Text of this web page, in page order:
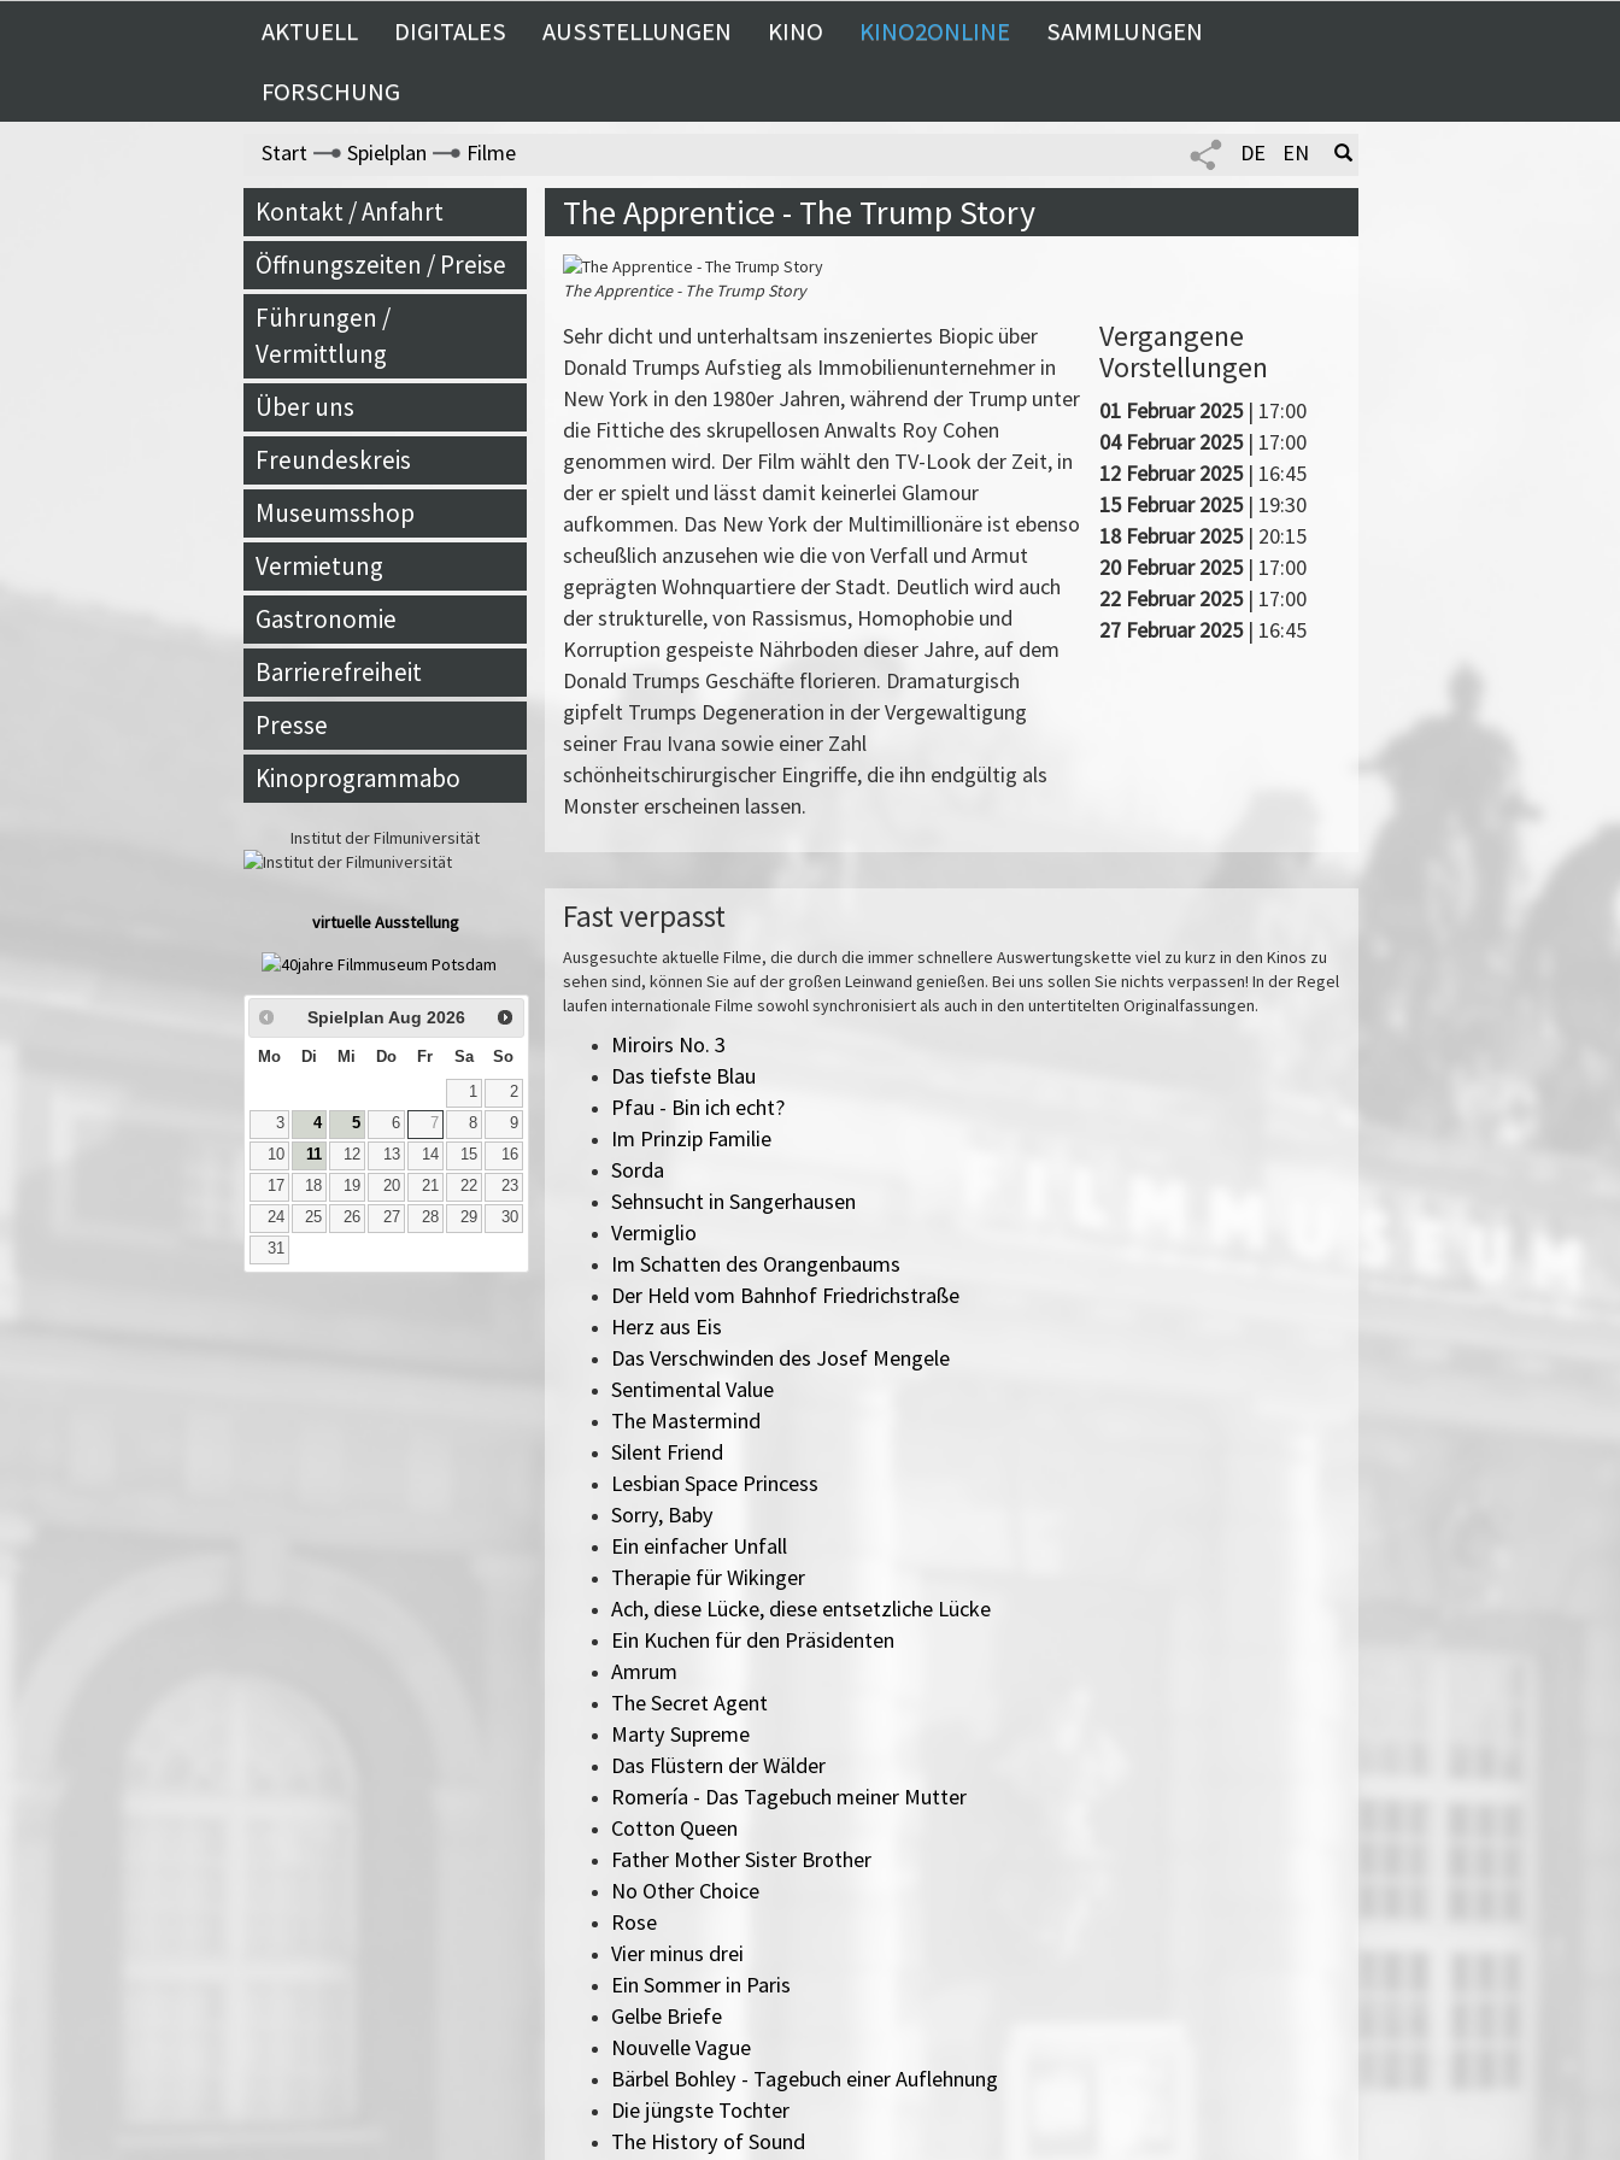
AKTUELL DIGITALES AUSSTELLUNGEN KINO KINO2ONLINE
SAMMLUNGEN
FORSCHUNG
Start Spielplan Filme DE EN
Kontakt / Anfahrt
Öffnungszeiten / Preise
Führungen /
Vermittlung
Über uns
Freundeskreis
Museumsshop
Vermietung
Gastronomie
Barrierefreiheit
Presse
Kinoprogrammabo
Institut der Filmuniversität
virtuelle Ausstellung
Spielplan Aug 2026
Mo Di Mi Do Fr Sa So
1
2
3
4 5 6 7 8
9
10
11 12 13 14 15
16
17
18 19 20 21 22
23
24
25 26 27 28 29
30
31
The Apprentice - The Trump Story
The Apprentice - The Trump Story
Sehr dicht und unterhaltsam inszeniertes Biopic über
Donald Trumps Aufstieg als Immobilienunternehmer in
New York in den 1980er Jahren, während der Trump unter
die Fittiche des skrupellosen Anwalts Roy Cohen
genommen wird. Der Film wählt den TV-Look der Zeit, in
der er spielt und lässt damit keinerlei Glamour
aufkommen. Das New York der Multimillionäre ist ebenso
scheußlich anzusehen wie die von Verfall und Armut
geprägten Wohnquartiere der Stadt. Deutlich wird auch
der strukturelle, von Rassismus, Homophobie und
Korruption gespeiste Nährboden dieser Jahre, auf dem
Donald Trumps Geschäfte florieren. Dramaturgisch
gipfelt Trumps Degeneration in der Vergewaltigung
seiner Frau Ivana sowie einer Zahl
schönheitschirurgischer Eingriffe, die ihn endgültig als
Monster erscheinen lassen.
Vergangene
Vorstellungen
01 Februar 2025| 17:00
04 Februar 2025| 17:00
12 Februar 2025| 16:45
15 Februar 2025| 19:30
18 Februar 2025| 20:15
20 Februar 2025| 17:00
22 Februar 2025| 17:00
27 Februar 2025| 16:45
Fast verpasst
Ausgesuchte aktuelle Filme, die durch die immer schnellere Auswertungskette viel zu kurz in den Kinos zu
sehen sind, können Sie auf der großen Leinwand genießen. Bei uns sollen Sie nichts verpassen! In der Regel
laufen internationale Filme sowohl synchronisiert als auch in den untertitelten Originalfassungen.
Miroirs No. 3
Das tiefste Blau
Pfau - Bin ich echt?
Im Prinzip Familie
Sorda
Sehnsucht in Sangerhausen
Vermiglio
Im Schatten des Orangenbaums
Der Held vom Bahnhof Friedrichstraße
Herz aus Eis
Das Verschwinden des Josef Mengele
Sentimental Value
The Mastermind
Silent Friend
Lesbian Space Princess
Sorry, Baby
Ein einfacher Unfall
Therapie für Wikinger
Ach, diese Lücke, diese entsetzliche Lücke
Ein Kuchen für den Präsidenten
Amrum
The Secret Agent
Marty Supreme
Das Flüstern der Wälder
Romería - Das Tagebuch meiner Mutter
Cotton Queen
Father Mother Sister Brother
No Other Choice
Rose
Vier minus drei
Ein Sommer in Paris
Gelbe Briefe
Nouvelle Vague
Bärbel Bohley - Tagebuch einer Auflehnung
Die jüngste Tochter
The History of Sound